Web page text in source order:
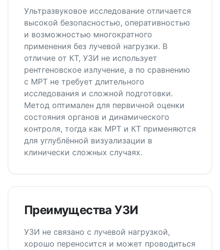
Ультразвуковое исследование отличается
высокой безопасностью, оперативностью
и возможностью многократного
применения без лучевой нагрузки. В
отличие от КТ, УЗИ не использует
рентгеновское излучение, а по сравнению
с МРТ не требует длительного
исследования и сложной подготовки.
Метод оптимален для первичной оценки
состояния органов и динамического
контроля, тогда как МРТ и КТ применяются
для углублённой визуализации в
клинически сложных случаях.
Преимущества УЗИ
УЗИ не связано с лучевой нагрузкой,
хорошо переносится и может проводиться